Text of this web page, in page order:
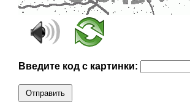
Введите код с картинки:
Отправить